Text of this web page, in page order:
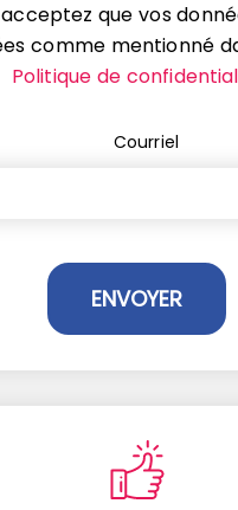
que vos
comme mentionné
Politique de
Courriel